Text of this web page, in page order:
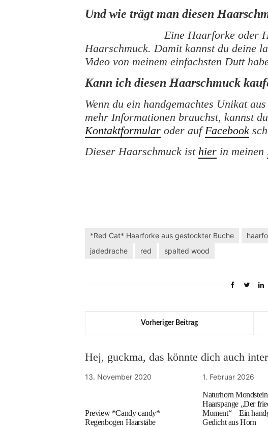
Und wie trägt man diesen
Eine Haarforke oder
Haarschmuck. Damit kannst du deine
Video von meinem einfachsten Dutt
Kann ich diesen Haarschmuck
Wenn du ein handgemachtes Unikat
mehr Informationen brauchst, kannst
Kontaktformular oder aufFacebook
Dieser Haarschmuck ist hier in meinen
*Red Cat* Haarforke aus gestockter Buche
jadedrache
red spalted wood
Vorheriger Beitrag
Hej, guckma, das könnte dich auch
13. November 2020
Preview *Candy candy*
Regenbogen Haarstäbe
1. Februar 2026
Naturhorn Mondstein
Haarspange „Der
Moment“ – Ein
Gedicht aus Horn